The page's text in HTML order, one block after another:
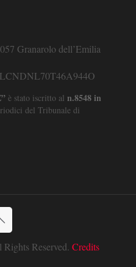
Granarolo dell’Emilia
è stato iscritto al n.8548 in
del Tribunale di
Reserved. Credits